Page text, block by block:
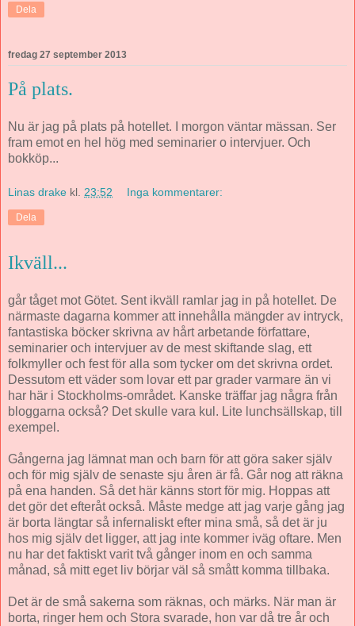
Dela
fredag 27 september 2013
På plats.
Nu är jag på plats på hotellet. I morgon väntar mässan. Ser
fram emot en hel hög med seminarier o intervjuer. Och
bokköp...
Linas drake kl. 23:52 Inga kommentarer:
Dela
Ikväll...
går tåget mot Götet. Sent ikväll ramlar jag in på hotellet. De
närmaste dagarna kommer att innehålla mängder av intryck,
fantastiska böcker skrivna av hårt arbetande författare,
seminarier och intervjuer av de mest skiftande slag, ett
folkmyller och fest för alla som tycker om det skrivna ordet.
Dessutom ett väder som lovar ett par grader varmare än vi
har här i Stockholms-området. Kanske träffar jag några från
bloggarna också? Det skulle vara kul. Lite lunchsällskap, till
exempel.
Gångerna jag lämnat man och barn för att göra saker själv
och för mig själv de senaste sju åren är få. Går nog att räkna
på ena handen. Så det här känns stort för mig. Hoppas att
det gör det efteråt också. Måste medge att jag varje gång jag
är borta längtar så infernaliskt efter mina små, så det är ju
hos mig själv det ligger, att jag inte kommer iväg oftare. Men
nu har det faktiskt varit två gånger inom en och samma
månad, så mitt eget liv börjar väl så smått komma tillbaka.
Det är de små sakerna som räknas, och märks. När man är
borta, ringer hem och Stora svarade, hon var då tre år och